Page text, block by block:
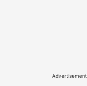
Advertisement